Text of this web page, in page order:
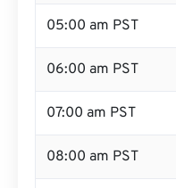
05:00 am PST
06:00 am PST
07:00 am PST
08:00 am PST